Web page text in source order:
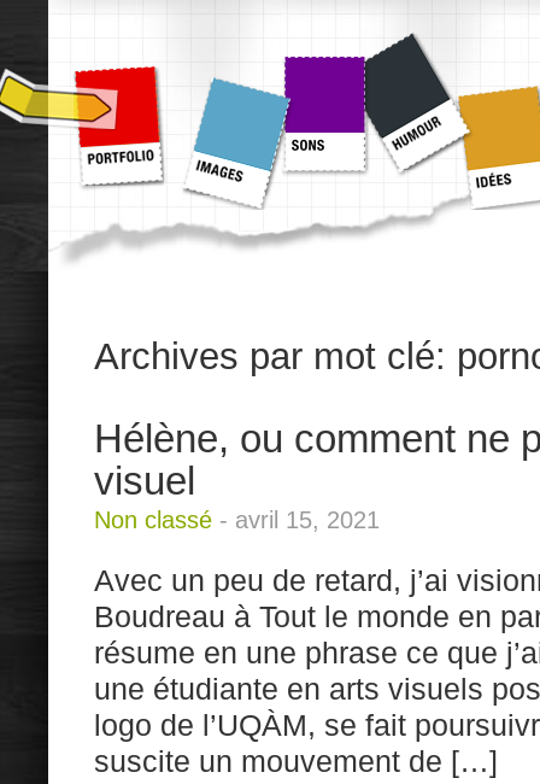
Archives par mot clé:
Hélène, ou comment ne
visuel
Non classé - avril 15, 2021
Avec un peu de retard, j’ai
Boudreau à Tout le monde en
résume en une phrase ce que
une étudiante en arts visuels
logo de l’UQÀM, se fait
suscite un mouvement de […]